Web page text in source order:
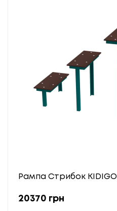
Рампа Стрибок KIDIGO
20370 грн